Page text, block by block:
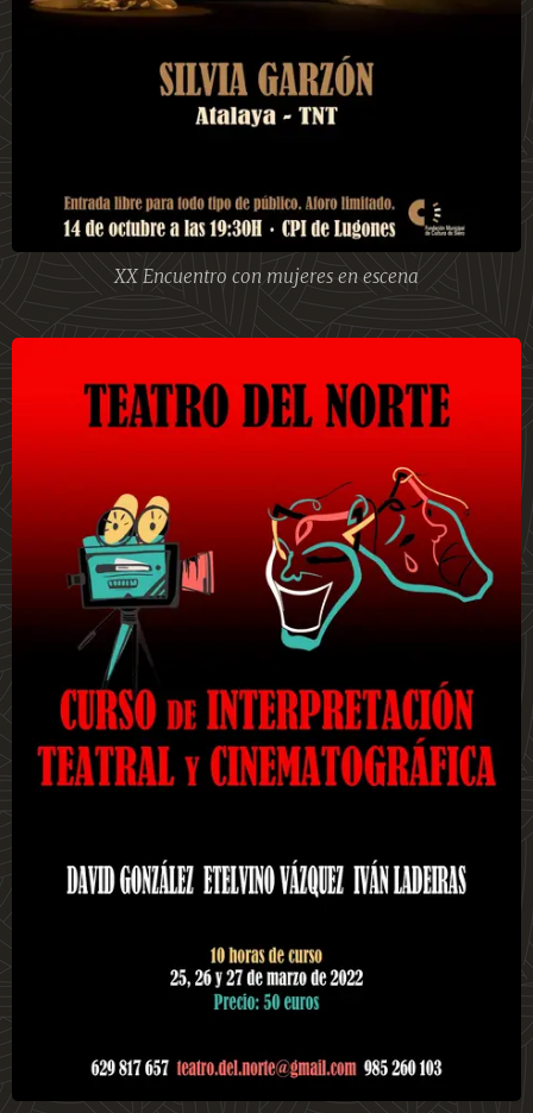
XX Encuentro con mujeres en escena